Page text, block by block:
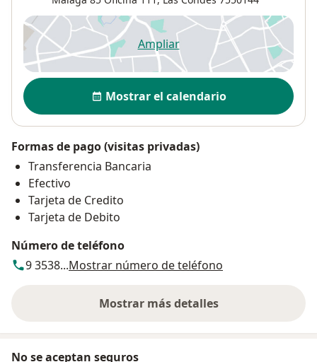
Ampliarse abre en una nueva
Disponibilidad
Mostrar el calendario
Formas de pago (visitas privadas)
Transferencia Bancaria
Efectivo
Tarjeta de Credito
Tarjeta de Debito
Número de teléfono
9 3538...Mostrar número de teléfono
Mostrar más detalles
sobre la dirección
No se aceptan seguros